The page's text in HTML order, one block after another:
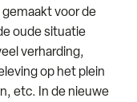
gemaakt voor de
oude situatie
verharding,
op het plein
etc. In de nieuwe